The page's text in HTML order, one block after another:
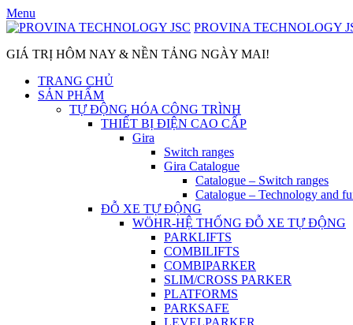
Skip
to
Menu
PROVINA TECHNOLOGY
GIÁ TRỊ HÔM NAY & NỀN TẢNG NGÀY MAI!
TRANG CHỦ
SẢN PHẨM
TỰ ĐỘNG HÓA CÔNG TRÌNH
THIẾT BỊ ĐIỆN CAO CẤP
Gira
Switch ranges
Gira Catalogue
Catalogue – Switch ranges
Catalogue – Technology and
ĐỖ XE TỰ ĐỘNG
WÖHR-HỆ THỐNG ĐỖ XE TỰ ĐỘNG
PARKLIFTS
COMBILIFTS
COMBIPARKER
SLIM/CROSS PARKER
PLATFORMS
PARKSAFE
LEVELPARKER